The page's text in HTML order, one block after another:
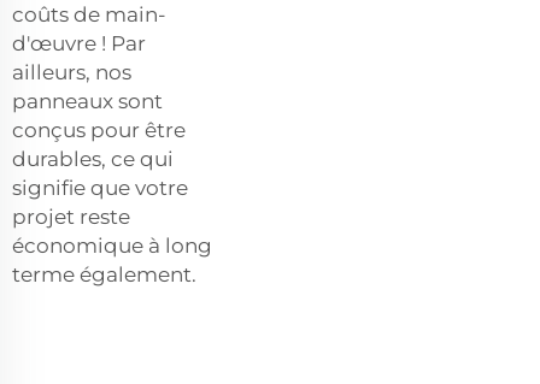
coûts de main-
d'œuvre ! Par
ailleurs, nos
panneaux sont
conçus pour être
durables, ce qui
signifie que votre
projet reste
économique à long
terme également.